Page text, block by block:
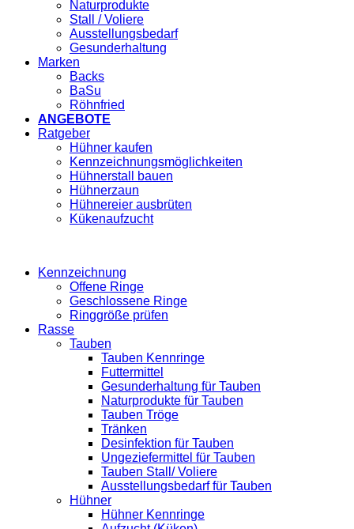
Naturprodukte
Stall / Voliere
Ausstellungsbedarf
Gesunderhaltung
Marken
Backs
BaSu
Röhnfried
ANGEBOTE
Ratgeber
Hühner kaufen
Kennzeichnungsmöglichkeiten
Hühnerstall bauen
Hühnerzaun
Hühnereier ausbrüten
Kükenaufzucht
Kennzeichnung
Offene Ringe
Geschlossene Ringe
Ringgröße prüfen
Rasse
Tauben
Tauben Kennringe
Futtermittel
Gesunderhaltung für Tauben
Naturprodukte für Tauben
Tauben Tröge
Tränken
Desinfektion für Tauben
Ungeziefermittel für Tauben
Tauben Stall/ Voliere
Ausstellungsbedarf für Tauben
Hühner
Hühner Kennringe